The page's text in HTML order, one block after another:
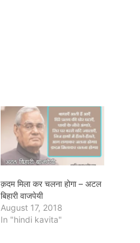
क़दम मिला कर चलना होगा – अटल
बिहारी वाजपेयी
August 17, 2018
In "hindi kavita"